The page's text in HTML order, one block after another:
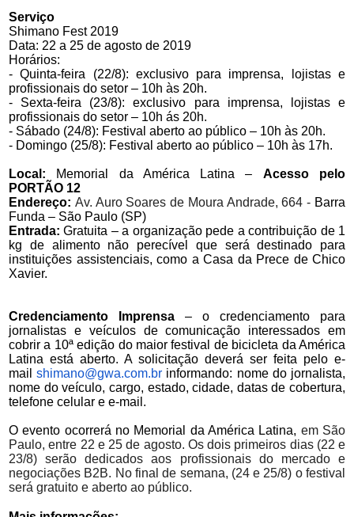
Serviço
Shimano Fest 2019
Data: 22 a 25 de agosto de 2019
Horários:
- Quinta-feira (22/8): exclusivo para imprensa, lojistas e
profissionais do setor – 10h às 20h.
- Sexta-feira (23/8): exclusivo para imprensa, lojistas e
profissionais do setor – 10h ás 20h.
- Sábado (24/8): Festival aberto ao público – 10h às 20h.
- Domingo (25/8): Festival aberto ao público – 10h às 17h.
Local: Memorial da América Latina – Acesso pelo
PORTÃO 12
Endereço: Av. Auro Soares de Moura Andrade, 664 - Barra
Funda – São Paulo (SP)
Entrada:Gratuita – a organização pede a contribuição de 1
kg de alimento não perecível que será destinado para
instituições assistenciais, como a Casa da Prece de Chico
Xavier.
Credenciamento Imprensa – o credenciamento para
jornalistas e veículos de comunicação interessados em
cobrir a 10ª edição do maior festival de bicicleta da América
Latina está aberto. A solicitação deverá ser feita pelo e-
mailshimano@gwa.com.br informando: nome do jornalista,
nome do veículo, cargo, estado, cidade, datas de cobertura,
telefone celular e e-mail.
O evento ocorrerá no Memorial da América Latina, em São
Paulo, entre 22 e 25 de agosto. Os dois primeiros dias (22 e
23/8) serão dedicados aos profissionais do mercado e
negociações B2B. No final de semana, (24 e 25/8) o festival
será gratuito e aberto ao público.